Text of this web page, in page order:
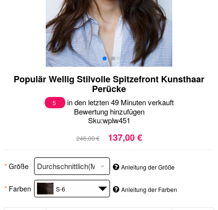
Populär Wellig Stilvolle Spitzefront Kunsthaar
Perücke
5
in den letzten 49 Minuten verkauft
Bewertung hinzufügen
Sku:wplw451
246,00 € 137,00 €
* Größe Anleitung der Größe
* Farben S-6 Anleitung der Farben